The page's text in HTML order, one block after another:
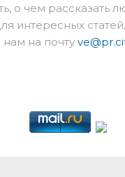
о чем рассказать
интересных
нам на почту